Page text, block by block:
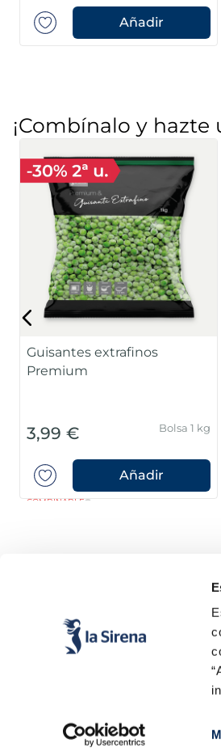
Añadir
¡Combínalo y hazte
Guisantes extrafinos
Premium
3,99 €
COMBINABLE
Bolsa 1 kg
Añadir